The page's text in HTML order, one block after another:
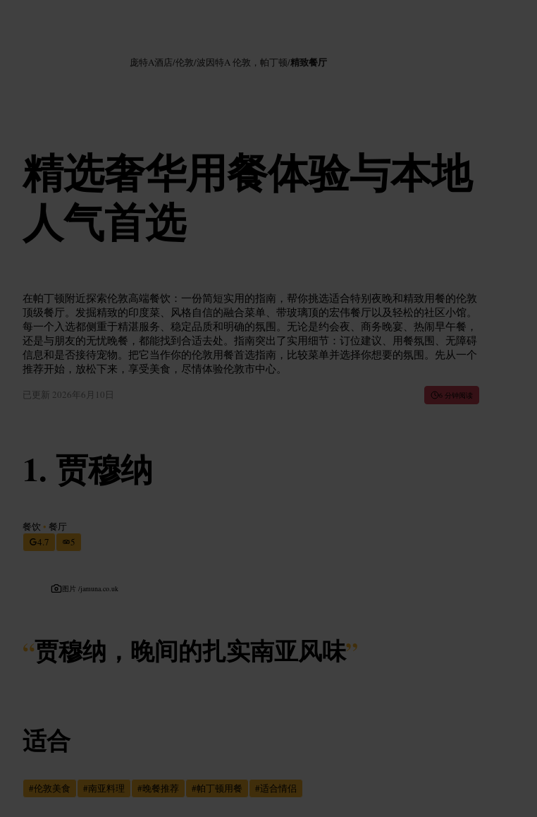
庞特A酒店/伦敦/波因特A 伦敦，帕丁顿/精致餐厅
精选奢华用餐体验与本地
人气首选
在帕丁顿附近探索伦敦高端餐饮：一份简短实用的指南，帮你挑选适合特别夜晚和精致用餐的伦敦
顶级餐厅。发掘精致的印度菜、风格自信的融合菜单、带玻璃顶的宏伟餐厅以及轻松的社区小馆。
每一个入选都侧重于精湛服务、稳定品质和明确的氛围。无论是约会夜、商务晚宴、热闹早午餐，
还是与朋友的无忧晚餐，都能找到合适去处。指南突出了实用细节：订位建议、用餐氛围、无障碍
信息和是否接待宠物。把它当作你的伦敦用餐首选指南，比较菜单并选择你想要的氛围。先从一个
推荐开始，放松下来，享受美食，尽情体验伦敦市中心。
已更新 2026年6月10日 6 分钟阅读
贾穆纳
餐饮 • 餐厅
4.7
5
图片 /jamuna.co.uk
“贾穆纳，晚间的扎实南亚风味”
适合
#伦敦美食 #南亚料理 #晚餐推荐 #帕丁顿用餐 #适合情侣